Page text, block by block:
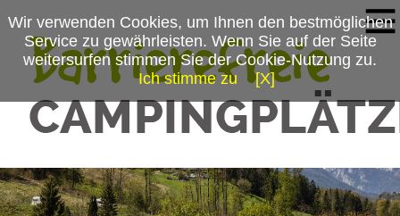
Wir verwenden Cookies, um Ihnen den bestmöglichen
Service zu gewährleisten. Wenn Sie auf der Seite
weitersurfen stimmen Sie der Cookie-Nutzung zu.
Ich stimme zu
[X]